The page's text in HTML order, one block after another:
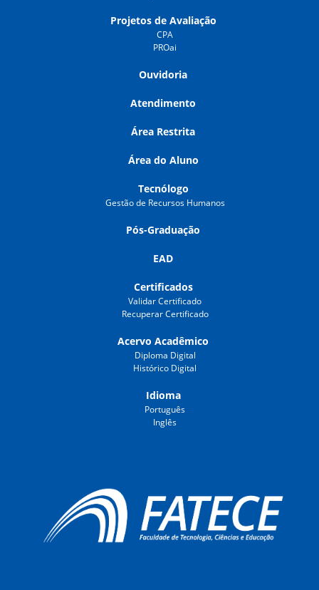
Projetos de Avaliação
CPA
PROai
Ouvidoria
Atendimento
Área Restrita
Área do Aluno
Tecnólogo
Gestão de Recursos Humanos
Pós-Graduação
EAD
Certificados
Validar Certificado
Recuperar Certificado
Acervo Acadêmico
Diploma Digital
Histórico Digital
Idioma
Português
Inglês